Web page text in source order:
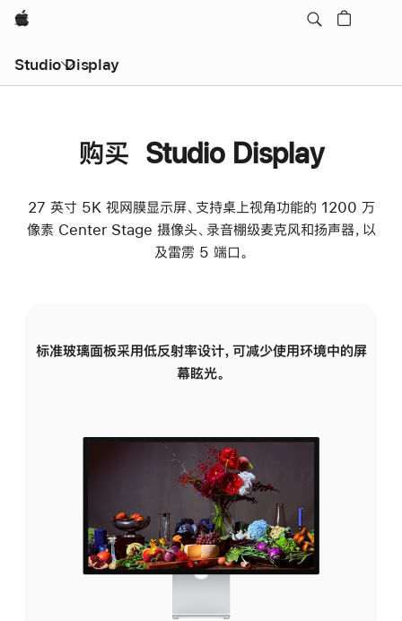
Apple
Studio Display
购买 Studio Display
27 英寸 5K 视网膜显示屏、支持桌上视角功能的 1200 万
像素 Center Stage 摄像头、录音棚级麦克风和扬声器，以
及雷雳 5 端口。
标准玻璃面板采用低反射率设计，可减少使用环境中的屏
幕眩光。